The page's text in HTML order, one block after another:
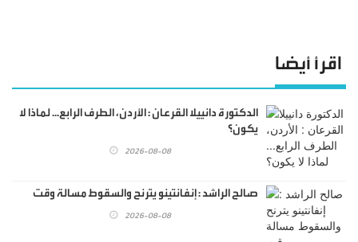
اقرأ أيضا
الدكتورة دانييلا القرعان : الأردن، الطرف الرابع... لماذا لا
يكون؟
2026-08-08
صالح الراشد : إنفانتينو يترنح والسقوط مسالة وقت
2026-08-08